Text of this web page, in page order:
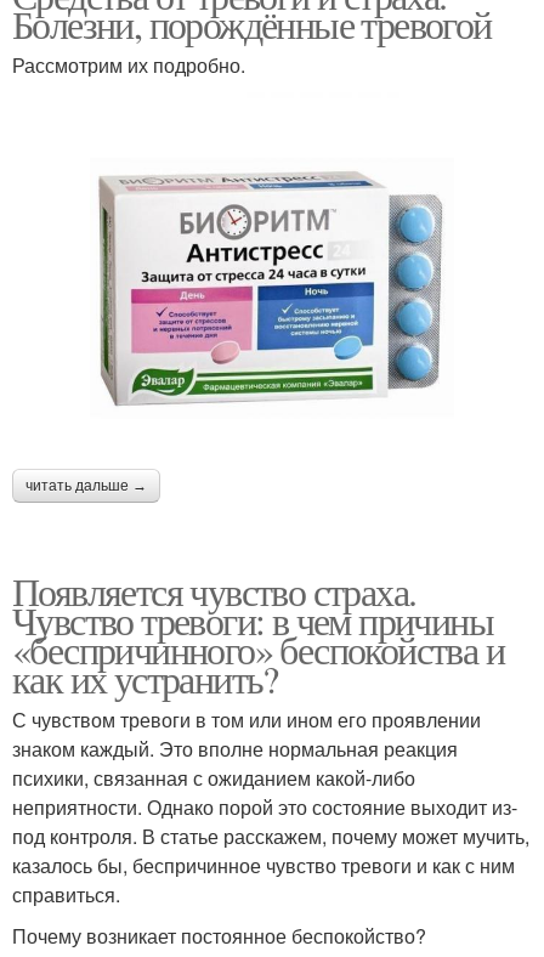
Болезни, порождённые тревогой
Рассмотрим их подробно.
читать дальше →
Появляется чувство страха.
Чувство тревоги: в чем причины
«беспричинного» беспокойства и
как их устранить?
С чувством тревоги в том или ином его проявлении
знаком каждый. Это вполне нормальная реакция
психики, связанная с ожиданием какой-либо
неприятности. Однако порой это состояние выходит из-
под контроля. В статье расскажем, почему может мучить,
казалось бы, беспричинное чувство тревоги и как с ним
справиться.
Почему возникает постоянное беспокойство?